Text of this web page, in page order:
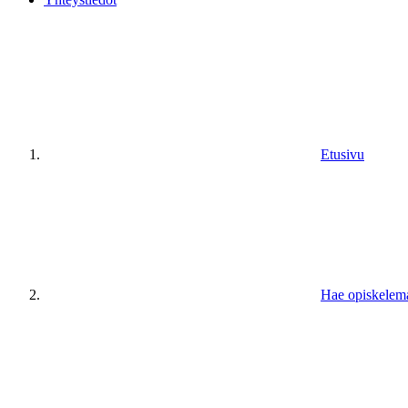
Etusivu
Hae